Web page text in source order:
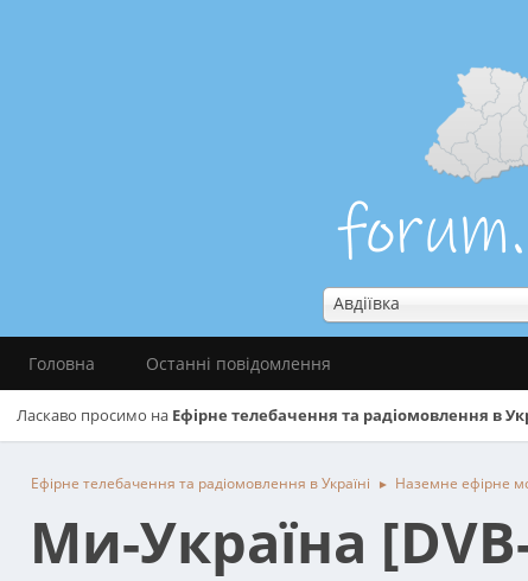
Авдіївка
Головна Останні повідомлення
Ласкаво просимо на Ефірне телебачення та радіомовлення в
Ефірне телебачення та радіомовлення в Україні ► Наземне ефірне
Ми-Україна